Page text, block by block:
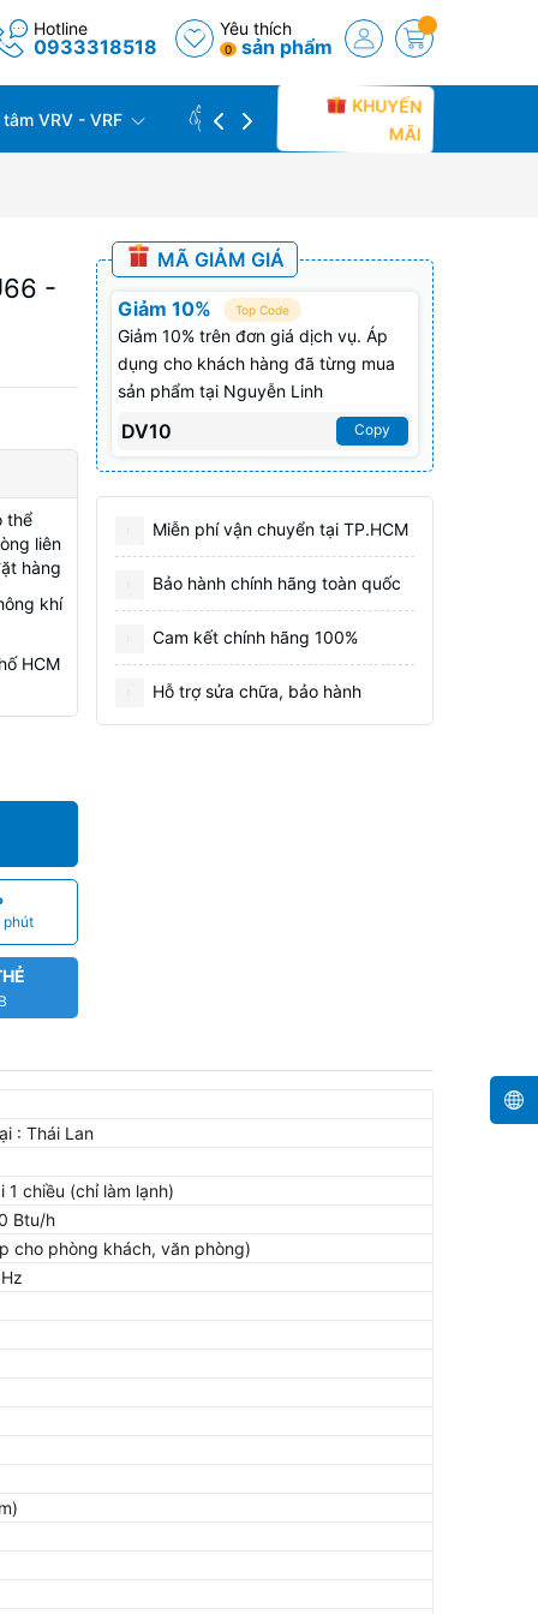
Hotline
0933318518
Yêu thích
0 sản phẩm
VRV - VRF CÔNG TRÌNH THỰC TẾ
KHUYẾN
MÃI
-
thể
liên
hàng
khí
HCM
phút
MÃ GIẢM GIÁ
Giảm 10% Top Code
Giảm 10% trên đơn giá dịch vụ. Áp
dụng cho khách hàng đã từng mua
sản phẩm tại Nguyễn Linh
DV10 Copy
Miễn phí vận chuyển tại TP.HCM
Bảo hành chính hãng toàn quốc
Cam kết chính hãng 100%
Hỗ trợ sửa chữa, bảo hành
: Thái Lan
chiều (chỉ làm lạnh)
Btu/h
cho phòng khách, văn phòng)